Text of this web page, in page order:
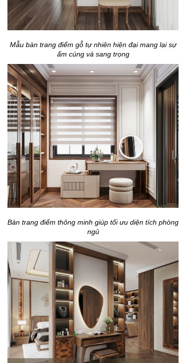
Mẫu bàn trang điểm gỗ tự nhiên hiện đại mang lại sự
ấm cúng và sang trọng
Bàn trang điểm thông minh giúp tối ưu diện tích phòng
ngủ